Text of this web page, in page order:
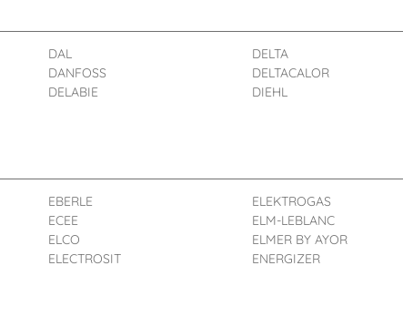
DAL
DANFOSS
DELABIE
DELTA
DELTACALOR
DIEHL
EBERLE
ECEE
ELCO
ELECTROSIT
ELEKTROGAS
ELM-LEBLANC
ELMER BY AYOR
ENERGIZER